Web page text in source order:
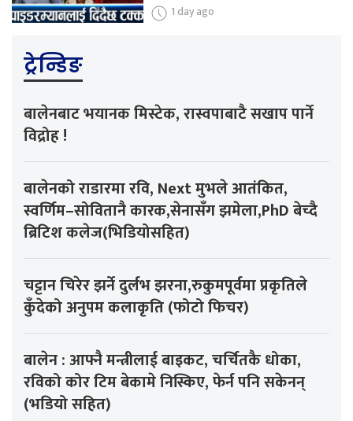
1 day ago
ट्रेन्डिङ
बालेनबाट भयानक मिस्टेक, रास्वपाबाटै सखाप पार्ने
विद्रोह !
बालेनको राडारमा रवि, Next मुभले आतंकित,
स्वर्णिम–सोवितानै कारक,सेनासँग झमेला,PhD बेच्दै
ब्रिटिश कलेज(भिडियोसहित)
चट्टान चिरेर झर्ने दुर्लभ झरना,रुकुमपूर्वमा प्रकृतिले
कुँदेको अनुपम कलाकृति (फोटो फिचर)
बालेन : आफ्नै मन्त्रीलाई बाइकट, चर्चितकै धोका,
रविको कोर टिम बेकामे निस्किए, फेर्न पनि सकेनन्
(भडियो सहित)